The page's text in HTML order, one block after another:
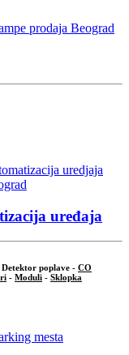
uređaja
Detektor poplave - CO
- Moduli - Sklopka